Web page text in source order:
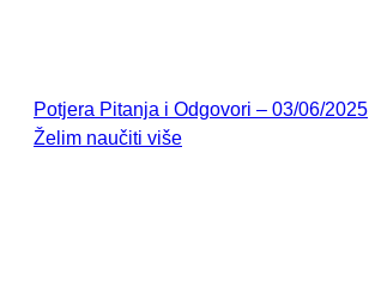
Potjera Pitanja i Odgovori – 03/06/2025
Želim naučiti više